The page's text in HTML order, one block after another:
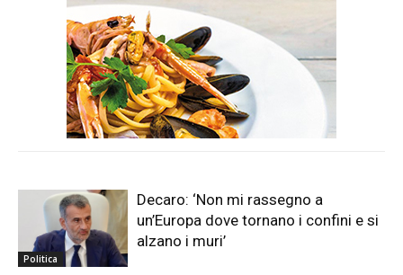
Politica
Decaro: ‘Non mi rassegno a
un’Europa dove tornano i confini e si
alzano i muri’